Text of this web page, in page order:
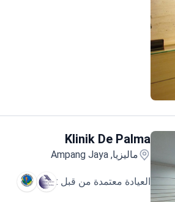
Klinik De Palma
ماليزيا, Ampang Jaya
العيادة معتمدة من قبل :